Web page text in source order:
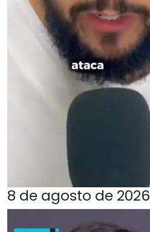
8 de agosto de 2026